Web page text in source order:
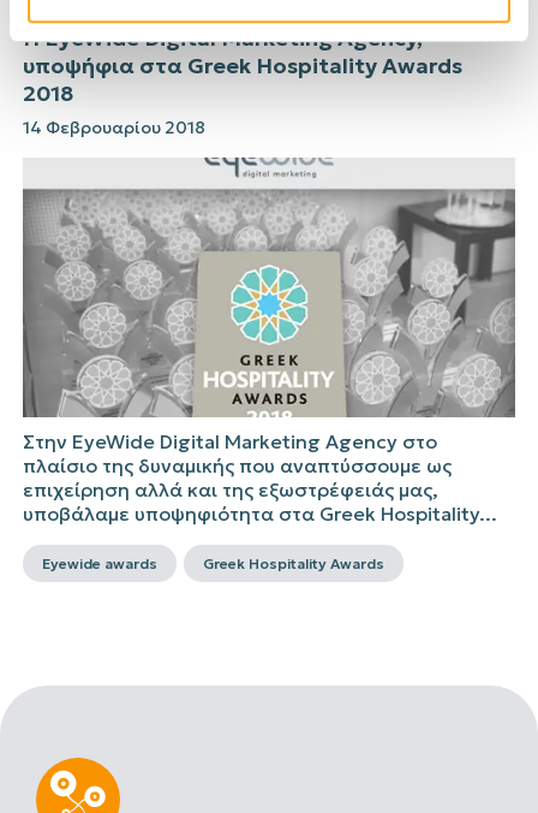
Η EyeWide Digital Marketing Agency,
υποψήφια στα Greek Hospitality Awards
2018
14 Φεβρουαρίου 2018
Στην EyeWide Digital Marketing Agency στο
πλαίσιο της δυναμικής που αναπτύσσουμε ως
επιχείρηση αλλά και της εξωστρέφειάς μας,
υποβάλαμε υποψηφιότητα στα Greek Hospitality...
Eyewide awards Greek Hospitality Awards